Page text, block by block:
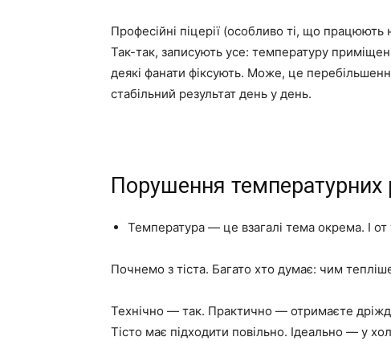
Професійні піцерії (особливо ті, що
Так-так, записують усе: температуру
деякі фанати фіксують. Може, це
стабільний результат день у день.
Порушення температурних
Температура — це взагалі тема окрема. І
Почнемо з тіста. Багато хто думає: чим
Технічно — так. Практично — отримаєте
Тісто має підходити повільно. Ідеально — у